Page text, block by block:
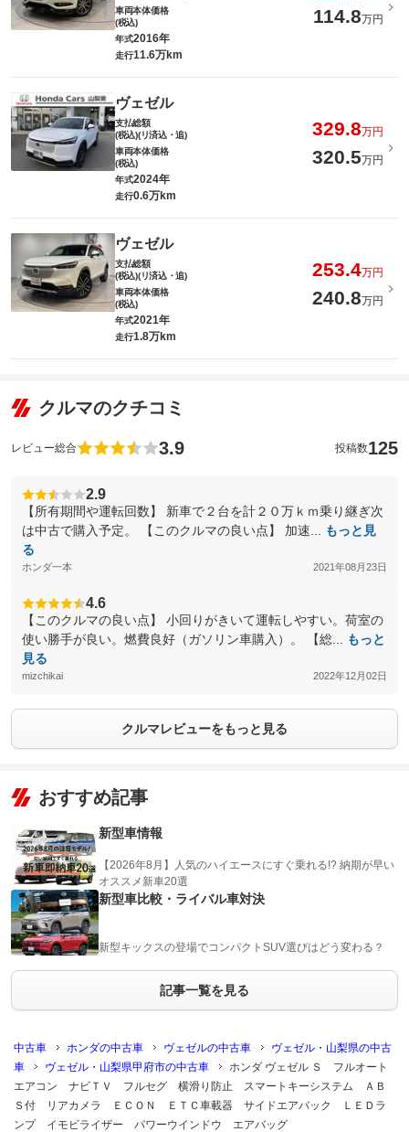
車両本体価格
(税込)
114.8万円
年式2016年
走行11.6万km
ヴェゼル
支払総額
(税込)(リ済込・追)
329.8万円
車両本体価格
(税込)
320.5万円
年式2024年
走行0.6万km
ヴェゼル
支払総額
(税込)(リ済込・追)
253.4万円
車両本体価格
(税込)
240.8万円
年式2021年
走行1.8万km
クルマのクチコミ
レビュー総合 3.9 投稿数125
2.9
【所有期間や運転回数】 新車で２台を計２０万ｋｍ乗り継ぎ次
は中古で購入予定。 【このクルマの良い点】 加速...
もっと見
る
ホンダ一本 2021年08月23日
4.6
【このクルマの良い点】 小回りがきいて運転しやすい。荷室の
使い勝手が良い。燃費良好（ガソリン車購入）。 【総...
もっと
見る
mizchikai 2022年12月02日
クルマレビューをもっと見る
おすすめ記事
新型車情報
【2026年8月】人気のハイエースにすぐ乗れる!? 納期が早い
オススメ新車20選
新型車比較・ライバル車対決
新型キックスの登場でコンパクトSUV選びはどう変わる？
記事一覧を見る
中古車 ホンダの中古車 ヴェゼルの中古車
ヴェゼル・山梨県の中古
車
ヴェゼル・山梨県甲府市の中古車
ホンダ ヴェゼル Ｓ フルオート
エアコン ナビＴＶ フルセグ 横滑り防止 スマートキーシステム ＡＢ
Ｓ付 リアカメラ ＥＣＯＮ ＥＴＣ車載器 サイドエアバック ＬＥＤラ
ンプ イモビライザー パワーウインドウ エアバッグ